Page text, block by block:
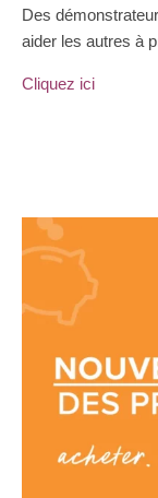
Des
aider les autres à
Cliquez ici